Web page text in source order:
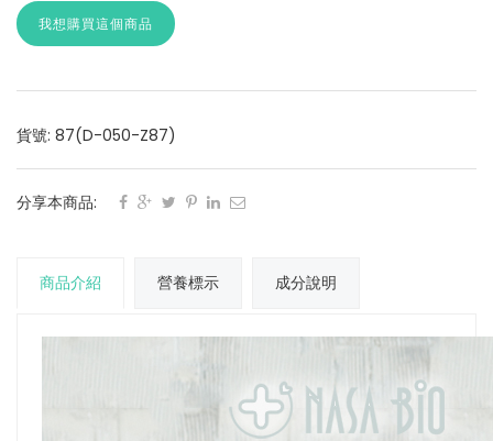
我想購買這個商品
貨號: 87(D-050-Z87)
分享本商品:
商品介紹 營養標示 成分說明